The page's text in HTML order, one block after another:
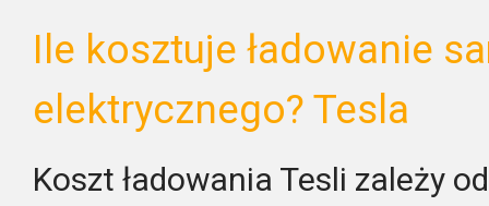
Ile kosztuje ładowanie
elektrycznego? Tesla
Koszt ładowania Tesli zależy